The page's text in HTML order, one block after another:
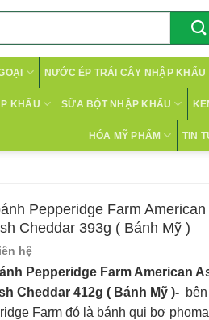
NƯỚC ÉP TRÁI CÂY NHẬP KHẨU
KHẨU SỮA BỘT NHẬP KHẨU
HÓA MỸ PHẨM TIN
Pepperidge Farm
Cheddar 393g ( Bánh Mỹ )
hệ
Pepperidge Farm American
Cheddar 412g ( Bánh Mỹ )-
Farm đó là bánh qui bơ